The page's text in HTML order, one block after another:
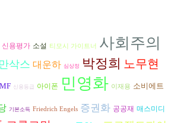
신용평가 소설 티모시 가이트너 사회주의
삭스 대운하 심상정 박정희 노무현
신용등급 아이폰 민영화 이재용 소비에트
기본소득 Friedrich Engels 증권화 공공재 매스미디